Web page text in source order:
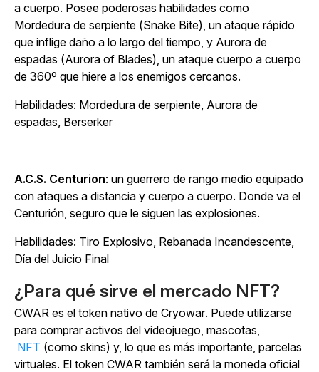
a cuerpo. Posee poderosas habilidades como
Mordedura de serpiente (Snake Bite), un ataque rápido
que inflige daño a lo largo del tiempo, y Aurora de
espadas (Aurora of Blades), un ataque cuerpo a cuerpo
de 360º que hiere a los enemigos cercanos.
Habilidades: Mordedura de serpiente, Aurora de
espadas, Berserker
A.C.S. Centurion: un guerrero de rango medio equipado
con ataques a distancia y cuerpo a cuerpo. Donde va el
Centurión, seguro que le siguen las explosiones.
Habilidades: Tiro Explosivo, Rebanada Incandescente,
Día del Juicio Final
¿Para qué sirve el mercado NFT?
CWAR es el token nativo de Cryowar. Puede utilizarse
para comprar activos del videojuego, mascotas,
NFT (como skins) y, lo que es más importante, parcelas
virtuales. El token CWAR también será la moneda oficial